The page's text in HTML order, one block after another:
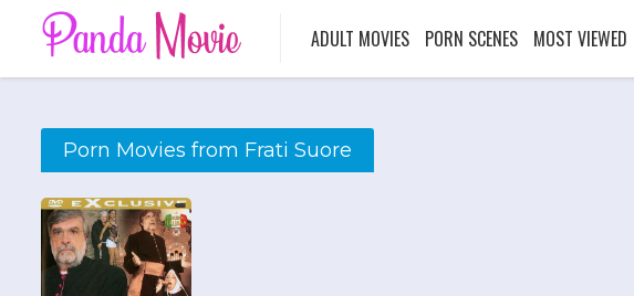
ADULT MOVIES PORN SCENES MOST VIEWED
Porn Movies from Frati Suore